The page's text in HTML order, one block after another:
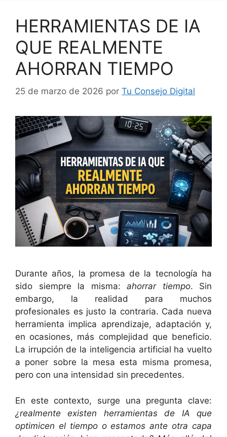
HERRAMIENTAS DE IA
QUE REALMENTE
AHORRAN TIEMPO
25 de marzo de 2026 por Tu Consejo Digital
Durante años, la promesa de la tecnología ha
sido siempre la misma: ahorrar tiempo. Sin
embargo, la realidad para muchos
profesionales es justo la contraria. Cada nueva
herramienta implica aprendizaje, adaptación y,
en ocasiones, más complejidad que beneficio.
La irrupción de la inteligencia artificial ha vuelto
a poner sobre la mesa esta misma promesa,
pero con una intensidad sin precedentes.
En este contexto, surge una pregunta clave:
¿realmente existen herramientas de IA que
optimicen el tiempo o estamos ante otra capa